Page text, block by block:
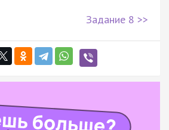
Задание 8 >>